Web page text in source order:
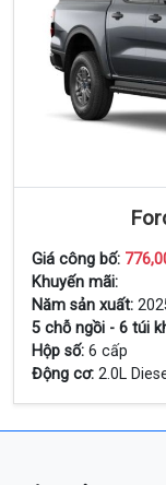
Giá công bố:
Khuyến mãi:
Năm sản xuất:
5 chỗ ngồi - 6 túi
Hộp số: 6 cấp
Động cơ: 2.0L